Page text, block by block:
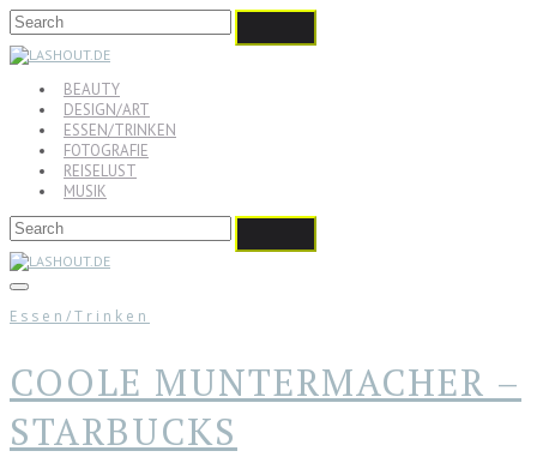
BEAUTY
DESIGN/ART
ESSEN/TRINKEN
FOTOGRAFIE
REISELUST
MUSIK
Essen/Trinken
COOLE MUNTERMACHER –
STARBUCKS